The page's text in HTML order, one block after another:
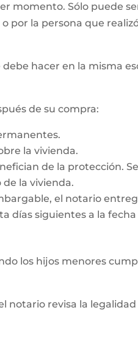
momento. Sólo puede
por la persona que
hacer en la misma
de su compra:
la vivienda.
de la protección.
la vivienda.
el notario
siguientes a la
los hijos menores
notario revisa la